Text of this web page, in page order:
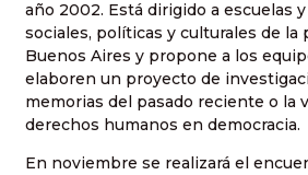
año 2002. Está dirigido a escuelas
sociales, políticas y culturales de la
Buenos Aires y propone a los
elaboren un proyecto de
memorias del pasado reciente o la
derechos humanos en democracia.
En noviembre se realizará el